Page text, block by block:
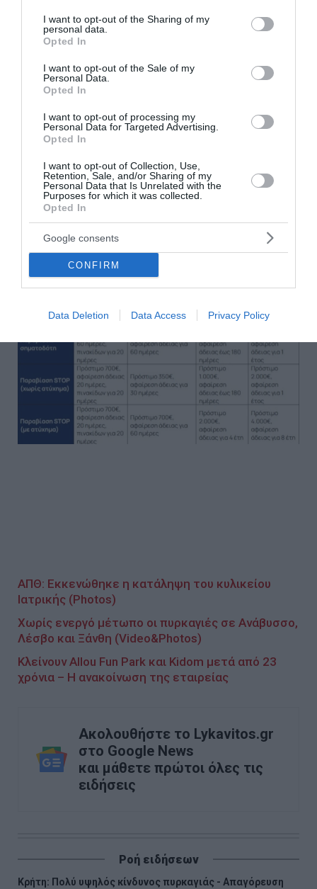
not limited to your visit or usage behaviour. You may click to
grant or deny consent to Google and its third-party tags to
use your data for below specified purposes in below Google
consent section.
I want to opt-out of the Sharing of my
personal data.
Opted In
I want to opt-out of the Sale of my
Personal Data.
Opted In
I want to opt-out of processing my
Personal Data for Targeted Advertising.
Opted In
I want to opt-out of Collection, Use,
Retention, Sale, and/or Sharing of my
Personal Data that Is Unrelated with the
Purposes for which it was collected.
Opted In
Google consents
CONFIRM
Data Deletion Data Access Privacy Policy
του για μια 8ετία. Και εδώ ισχύουν οι ποινές του
άρθρου 290Α του Ποινικού Κώδικα.
Ενδεικτικά παραδείγματα ποινών με τον νέο ΚΟΚ:
ΑΠΘ: Εκκενώθηκε η κατάληψη του κυλικείου
Ιατρικής (Photos)
Χωρίς ενεργό μέτωπο οι πυρκαγιές σε Ανάβυσσο,
Λέσβο και Ξάνθη (Video&Photos)
Κλείνουν Allou Fun Park και Kidom μετά από 23
χρόνια – Η ανακοίνωση της εταιρείας
Ακολουθήστε το Lykavitos.gr
στο Google News
και μάθετε πρώτοι όλες τις
ειδήσεις
Ροή ειδήσεων
Κρήτη: Πολύ υψηλός κίνδυνος πυρκαγιάς - Απαγόρευση